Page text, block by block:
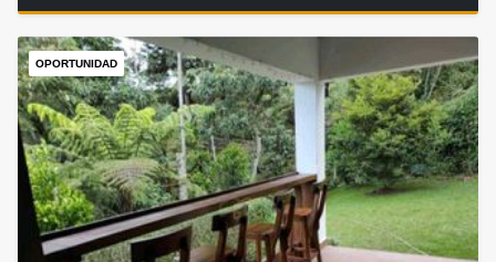
OPORTUNIDAD